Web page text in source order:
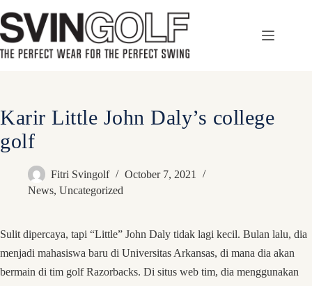
to
content
Karir Little John Daly’s college
golf
Fitri Svingolf
October 7, 2021
News, Uncategorized
Sulit dipercaya, tapi “Little” John Daly tidak lagi kecil. Bulan lalu, dia
menjadi mahasiswa baru di Universitas Arkansas, di mana dia akan
bermain di tim golf Razorbacks. Di situs web tim, dia menggunakan